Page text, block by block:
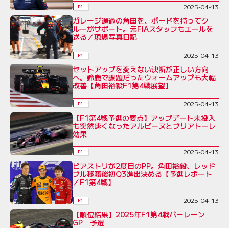
F1 2025-04-13
ガレージ通過の角田を、ボードを持ってク
ルーがサポート。元FIAスタッフもエールを
送る／現場写真日記
F1 2025-04-13
セットアップを変えない決断が正しい方向
へ。鈴鹿で課題だったウォームアップも大幅
改善【角田裕毅F1第4戦展望】
F1 2025-04-13
【F1第4戦予選の要点】アップデート未投入
も突然速くなったアルピーヌとブリアトーレ
効果
F1 2025-04-13
ピアストリが2度目のPP。角田裕毅、レッド
ブル移籍後初Q3進出決める【予選レポート
／F1第4戦】
F1 2025-04-13
【順位結果】2025年F1第4戦バーレーン
GP 予選